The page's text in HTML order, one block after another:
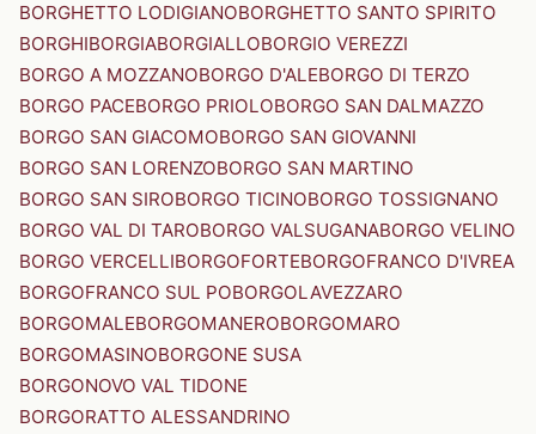
BORGHETTO LODIGIANOBORGHETTO SANTO SPIRITO
BORGHIBORGIABORGIALLOBORGIO VEREZZI
BORGO A MOZZANOBORGO D'ALEBORGO DI TERZO
BORGO PACEBORGO PRIOLOBORGO SAN DALMAZZO
BORGO SAN GIACOMOBORGO SAN GIOVANNI
BORGO SAN LORENZOBORGO SAN MARTINO
BORGO SAN SIROBORGO TICINOBORGO TOSSIGNANO
BORGO VAL DI TAROBORGO VALSUGANABORGO VELINO
BORGO VERCELLIBORGOFORTEBORGOFRANCO D'IVREA
BORGOFRANCO SUL POBORGOLAVEZZARO
BORGOMALEBORGOMANEROBORGOMARO
BORGOMASINOBORGONE SUSA
BORGONOVO VAL TIDONE
BORGORATTO ALESSANDRINO